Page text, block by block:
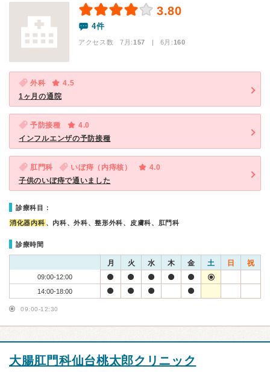
3.80
4件
アクセス数 7月:157 | 6月:160
外科
4.5
1ヶ月の通院
予防接種
4.0
インフルエンザの予防接種
肛門科 いぼ痔（内痔核）
4.0
子供のいぼ痔で通いました
診療科目：
消化器内科 、内科、外科、整形外科、皮膚科、肛門科
診療時間
月 火 水 木 金 土 日 祝
09:00-12:00
14:00-18:00
09:00-12:30
大腸肛門科仙台桃太郎クリニック